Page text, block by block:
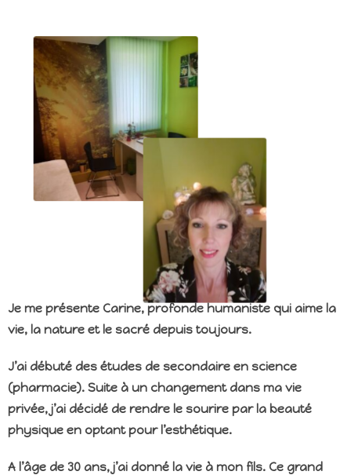
Je me présente Carine, profonde humaniste qui aime la
vie, la nature et le sacré depuis toujours.
J’ai débuté des études de secondaire en science
(pharmacie). Suite à un changement dans ma vie
privée, j’ai décidé de rendre le sourire par la beauté
physique en optant pour l’esthétique.
A l’âge de 30 ans, j’ai donné la vie à mon fils. Ce grand